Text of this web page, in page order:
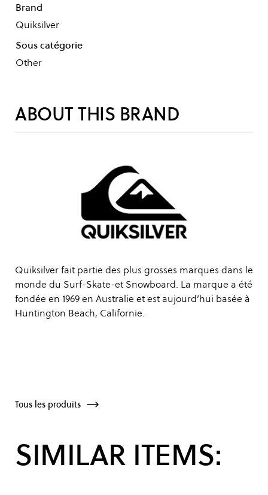
Brand
Quiksilver
Sous catégorie
Other
ABOUT THIS BRAND
Quiksilver fait partie des plus grosses marques dans le
monde du Surf-Skate-et Snowboard. La marque a été
fondée en 1969 en Australie et est aujourd’hui basée à
Huntington Beach, Californie.
Tous les produits
SIMILAR ITEMS: